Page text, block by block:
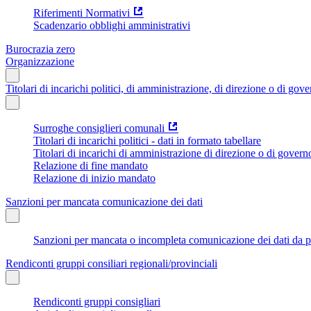
Riferimenti Normativi
Scadenzario obblighi amministrativi
Burocrazia zero
Organizzazione
Titolari di incarichi politici, di amministrazione, di direzione o di
Surroghe consiglieri comunali
Titolari di incarichi politici - dati in formato tabellare
Titolari di incarichi di amministrazione di direzione o di
Relazione di fine mandato
Relazione di inizio mandato
Sanzioni per mancata comunicazione dei dati
Sanzioni per mancata o incompleta comunicazione dei dati
Rendiconti gruppi consiliari regionali/provinciali
Rendiconti gruppi consigliari